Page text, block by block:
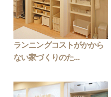
ランニングコストがかから
ない家づくりのた...